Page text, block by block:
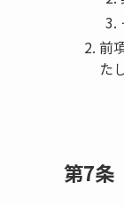
前
た
第7条